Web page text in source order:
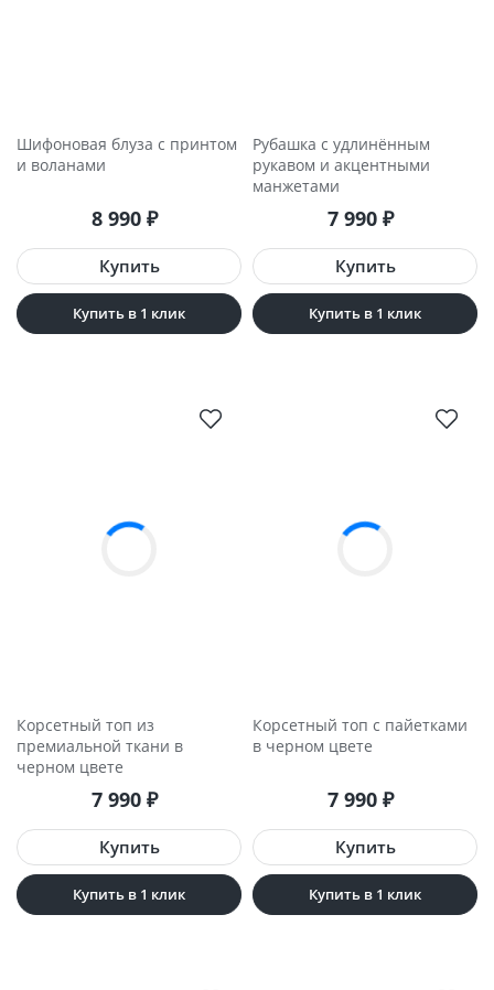
Шифоновая блуза с принтом
и воланами
8 990 ₽
Купить в 1 клик
Рубашка с удлинённым
рукавом и акцентными
манжетами
7 990 ₽
Купить в 1 клик
Корсетный топ из
премиальной ткани в
черном цвете
7 990 ₽
Купить в 1 клик
Корсетный топ с пайетками
в черном цвете
7 990 ₽
Купить в 1 клик